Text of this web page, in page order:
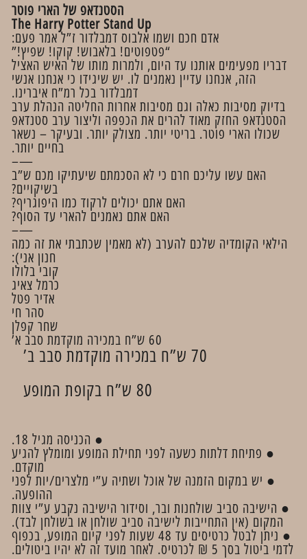
הסטנדאפ של הארי פוטר
The Harry Potter Stand Up
אדם חכם ושמו אלבוס דמבלדור ז”ל אמר פעם:
“פטפוטים! בלאבוש! קוקו! שפיץ!”
דבריו מפעימים אותנו עד היום, ולמרות מותו של האיש האציל
הזה, אנחנו עדיין נאמנים לו. יש שיגידו כי אנחנו אנשי
דמבלדור בכל רמ”ח איברינו.
בדיוק מסיבות כאלה וגם מסיבות אחרות החליטה הנהלת ערב
הסטנדאפ החזק מאוד להרים את הכפפה וליצור ערב סטנדאפ
שכולו הארי פוטר. בריטי יותר. מצולק יותר. ובעיקר – נשאר
בחיים יותר.
—–
האם עשו עליכם חרם כי לא הסכמתם שיעתיקו מכם ש”ב
בשיקויים?
האם אתם יכולים לרקוד כמו היפוגריף?
האם אתם נאמנים להארי עד הסוף?
—–
הילאי הקומדיה שלכם להערב (לא מאמין שכתבתי את זה כמה
חנון אני):
קובי בלולו
כרמל צאיג
אדיר פטל
סהר חי
שחר קפלן
60 ש”ח במכירה מוקדמת סבב א’
70 ש”ח במכירה מוקדמת סבב ב’
80 ש”ח בקופת המופע
● הכניסה מגיל 18.
● פתיחת דלתות כשעה לפני תחילת המופע ומומלץ להגיע
מוקדם.
● יש במקום הזמנה של אוכל ושתיה ע”י מלצרים/יות לפני
ההופעה.
● הישיבה סביב שולחנות ובר, וסידור הישיבה נקבע ע”י צוות
המקום (אין התחייבות לישיבה סביב שולחן או בשולחן לבד).
● ניתן לבטל כרטיסים עד 48 שעות לפני קיום המופע, בכפוף
לדמי ביטול בסך 5 ₪ לכרטיס. לאחר מועד זה לא יהיו ביטולים.